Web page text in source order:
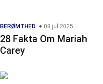
BERØMTHED 08 jul 2025
28 Fakta Om Mariah
Carey